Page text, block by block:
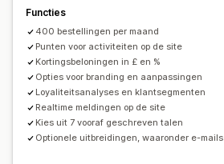
Functies
400 bestellingen per maand
Punten voor activiteiten op de site
Kortingsbeloningen in £ en %
Opties voor branding en aanpassingen
Loyaliteitsanalyses en klantsegmenten
Realtime meldingen op de site
Kies uit 7 vooraf geschreven talen
Optionele uitbreidingen, waaronder e-mails